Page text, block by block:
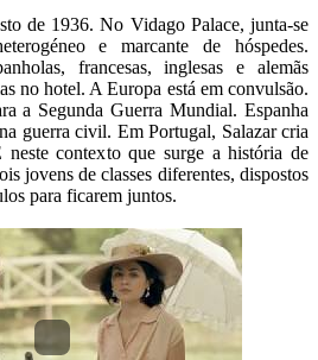
de 1936. No Vidago Palace, junta-se
e marcante de hóspedes.
francesas, inglesas e alemãs
no hotel. A Europa está em convulsão.
a Segunda Guerra Mundial. Espanha
guerra civil. Em Portugal, Salazar cria
neste contexto que surge a história de
jovens de classes diferentes, dispostos
para ficarem juntos.